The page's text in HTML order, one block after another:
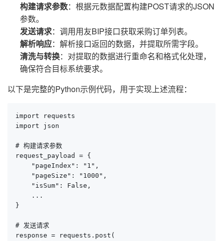
构建请求参数：根据元数据配置构建POST请求的JSON
参数。
发送请求：调用用友BIP接口获取采购订单列表。
解析响应：解析接口返回的数据，并提取所需字段。
清洗与转换：对提取的数据进行重命名和格式化处理，
确保符合目标系统要求。
以下是完整的Python示例代码，用于实现上述流程：
import requests
import json
# 构建请求参数
request_payload = {
    "pageIndex": "1",
    "pageSize": "1000",
    "isSum": False,
    ...
}
# 发送请求
response = requests.post(